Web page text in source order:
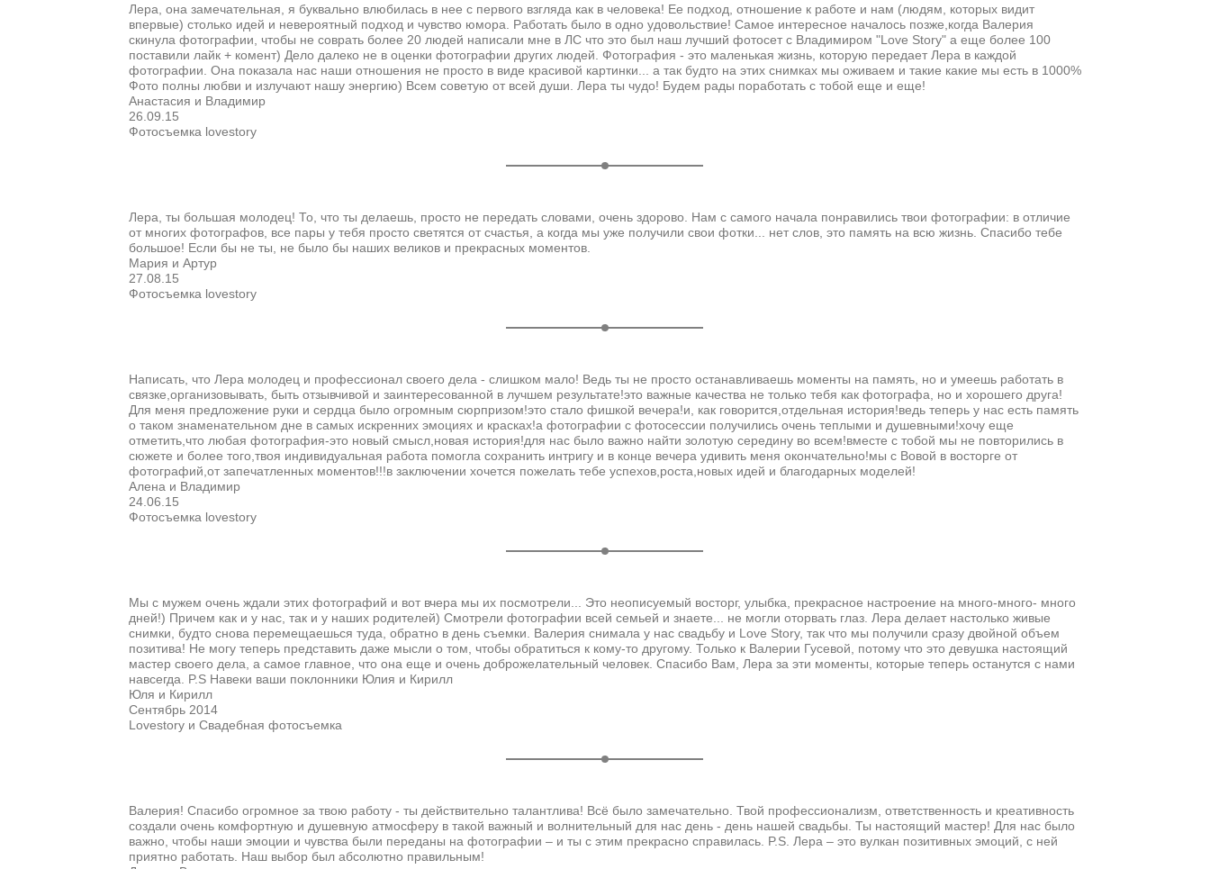
Лера, она замечательная, я буквально влюбилась в нее с первого взгляда как в человека! Ее подход, отношение к работе и нам (людям, которых видит
впервые) столько идей и невероятный подход и чувство юмора. Работать было в одно удовольствие! Самое интересное началось позже,когда Валерия
скинула фотографии, чтобы не соврать более 20 людей написали мне в ЛС что это был наш лучший фотосет с Владимиром "Love Story" а еще более 100
поставили лайк + комент) Дело далеко не в оценки фотографии других людей. Фотография - это маленькая жизнь, которую передает Лера в каждой
фотографии. Она показала нас наши отношения не просто в виде красивой картинки... а так будто на этих снимках мы оживаем и такие какие мы есть в 1000%
Фото полны любви и излучают нашу энергию) Всем советую от всей души. Лера ты чудо! Будем рады поработать с тобой еще и еще!
Анастасия и Владимир
26.09.15
Фотосъемка lovestory
Лера, ты большая молодец! То, что ты делаешь, просто не передать словами, очень здорово. Нам с самого начала понравились твои фотографии: в отличие
от многих фотографов, все пары у тебя просто светятся от счастья, а когда мы уже получили свои фотки... нет слов, это память на всю жизнь. Спасибо тебе
большое! Если бы не ты, не было бы наших великов и прекрасных моментов.
Мария и Артур
27.08.15
Фотосъемка lovestory
Написать, что Лера молодец и профессионал своего дела - слишком мало! Ведь ты не просто останавливаешь моменты на память, но и умеешь работать в
связке,организовывать, быть отзывчивой и заинтересованной в лучшем результате!это важные качества не только тебя как фотографа, но и хорошего друга!
Для меня предложение руки и сердца было огромным сюрпризом!это стало фишкой вечера!и, как говорится,отдельная история!ведь теперь у нас есть память
о таком знаменательном дне в самых искренних эмоциях и красках!а фотографии с фотосессии получились очень теплыми и душевными!хочу еще
отметить,что любая фотография-это новый смысл,новая история!для нас было важно найти золотую середину во всем!вместе с тобой мы не повторились в
сюжете и более того,твоя индивидуальная работа помогла сохранить интригу и в конце вечера удивить меня окончательно!мы с Вовой в восторге от
фотографий,от запечатленных моментов!!!в заключении хочется пожелать тебе успехов,роста,новых идей и благодарных моделей!
Алена и Владимир
24.06.15
Фотосъемка lovestory
Мы с мужем очень ждали этих фотографий и вот вчера мы их посмотрели... Это неописуемый восторг, улыбка, прекрасное настроение на много-много- много
дней!) Причем как и у нас, так и у наших родителей) Смотрели фотографии всей семьей и знаете... не могли оторвать глаз. Лера делает настолько живые
снимки, будто снова перемещаешься туда, обратно в день съемки. Валерия снимала у нас свадьбу и Love Story, так что мы получили сразу двойной объем
позитива! Не могу теперь представить даже мысли о том, чтобы обратиться к кому-то другому. Только к Валерии Гусевой, потому что это девушка настоящий
мастер своего дела, а самое главное, что она еще и очень доброжелательный человек. Спасибо Вам, Лера за эти моменты, которые теперь останутся с нами
навсегда. P.S Навеки ваши поклонники Юлия и Кирилл
Юля и Кирилл
Сентябрь 2014
Lovestory и Свадебная фотосъемка
Валерия! Спасибо огромное за твою работу - ты действительно талантлива! Всё было замечательно. Твой профессионализм, ответственность и креативность
создали очень комфортную и душевную атмосферу в такой важный и волнительный для нас день - день нашей свадьбы. Ты настоящий мастер! Для нас было
важно, чтобы наши эмоции и чувства были переданы на фотографии – и ты с этим прекрасно справилась. P.S. Лера – это вулкан позитивных эмоций, с ней
приятно работать. Наш выбор был абсолютно правильным!